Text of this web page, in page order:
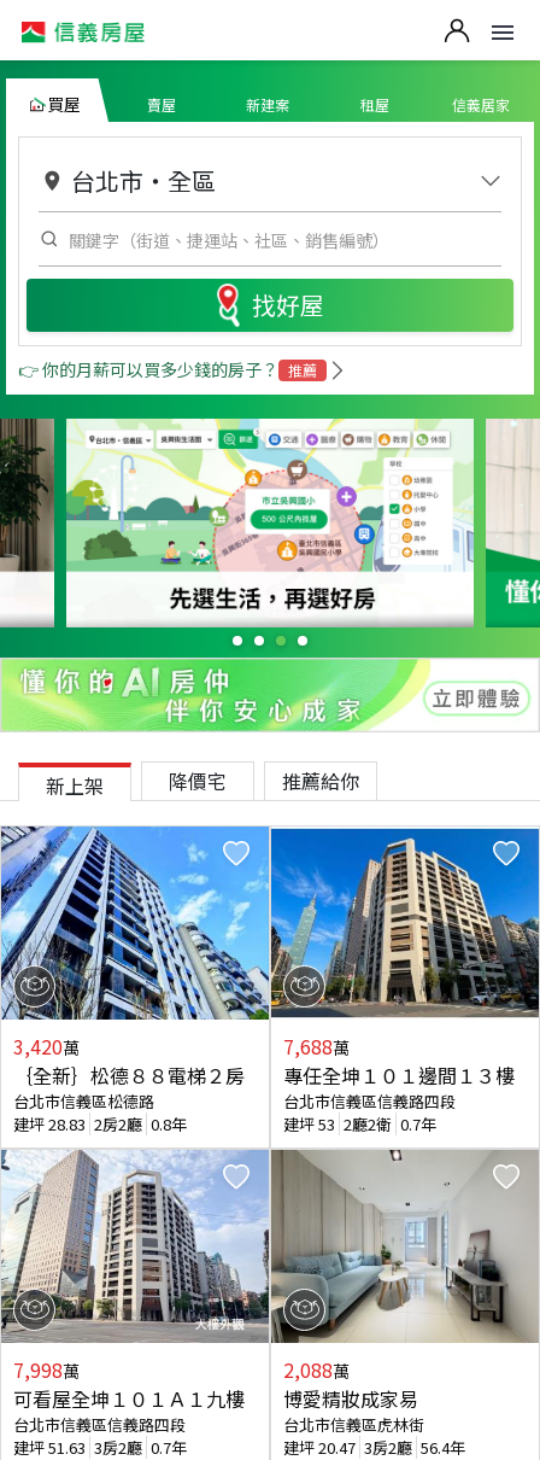
買屋 賣屋 新建案 租屋 信義居家
台北市 ・ 全區
找好屋
👉 你的月薪可以買多少錢的房子？ 推薦
新上架 降價宅 推薦給你
3,420萬
｛全新｝松德８８電梯２房
台北市信義區松德路
建坪28.83 2房2廳 0.8年
7,998萬
可看屋全坤１０１Ａ１九樓
台北市信義區信義路四段
建坪51.63 3房2廳 0.7年
7,688萬
專任全坤１０１邊間１３樓
台北市信義區信義路四段
建坪53 2廳2衛 0.7年
2,088萬
博愛精妝成家易
台北市信義區虎林街
建坪20.47 3房2廳 56.4年